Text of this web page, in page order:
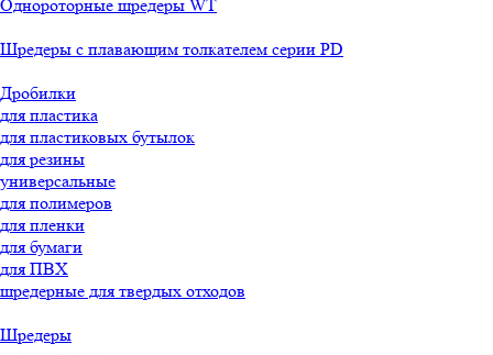
Однороторные шредеры WT
Шредеры с плавающим толкателем серии PD
Дробилки
для пластика
для пластиковых бутылок
для резины
универсальные
для полимеров
для пленки
для бумаги
для ПВХ
шредерные для твердых отходов
Шредеры